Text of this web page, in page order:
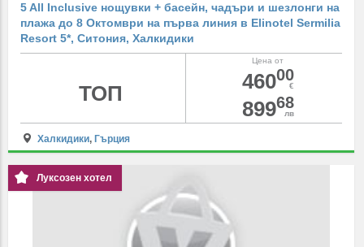
5 All Inclusive нощувки + басейн, чадъри и шезлонги на
плажа до 8 Октомври на първа линия в Elinotel Sermilia
Resort 5*, Ситония, Халкидики
Цена от
46000
€
89968
лв
ТОП
Халкидики, Гърция
Луксозен хотел